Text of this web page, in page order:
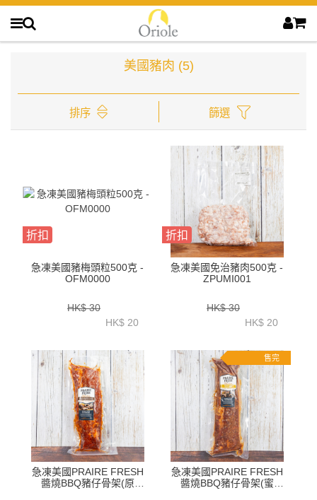
美國豬肉 (5)
排序 篩選
折扣
急凍美國豬梅頭粒500克 -
OFM0000
HK$ 30
HK$ 20
折扣
急凍美國免治豬肉500克 -
ZPUMI001
HK$ 30
HK$ 20
急凍美國PRAIRE FRESH
醬燒BBQ豬仔骨架(原
售完
急凍美國PRAIRE FRESH
醬燒BBQ豬仔骨架(蜜